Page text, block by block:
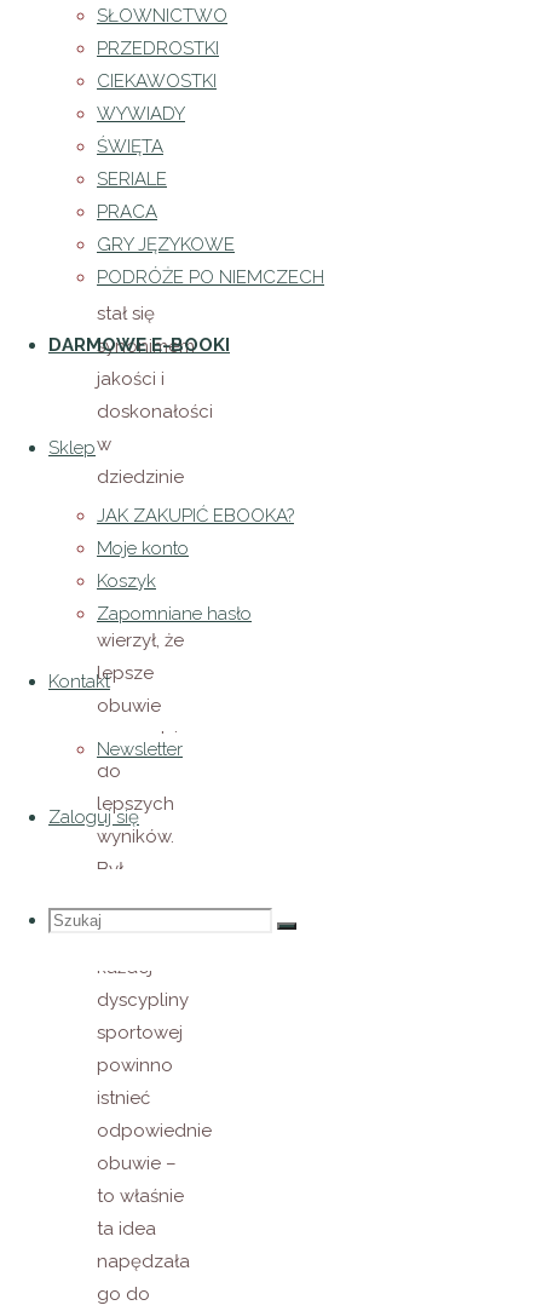
SŁOWNICTWO
PRZEDROSTKI
CIEKAWOSTKI
WYWIADY
ŚWIĘTA
SERIALE
PRACA
GRY JĘZYKOWE
PODRÓŻE PO NIEMCZECH
DARMOWE E-BOOKI
Sklep
JAK ZAKUPIĆ EBOOKA?
Moje konto
Koszyk
Zapomniane hasło
Kontakt
Newsletter
Zaloguj się
Jego
pasja do
sportu,
innowacyjność
oraz
niezłomna
determinacja
sprawiły,
że Adidas
stał się
synonimem
jakości i
doskonałości
w
dziedzinie
odzieży i
obuwia
sportowego.
Dassler
wierzył, że
lepsze
obuwie
prowadzi
do
lepszych
wyników.
Był
że dla
każdej
dyscypliny
sportowej
powinno
istnieć
odpowiednie
obuwie –
to właśnie
ta idea
napędzała
go do